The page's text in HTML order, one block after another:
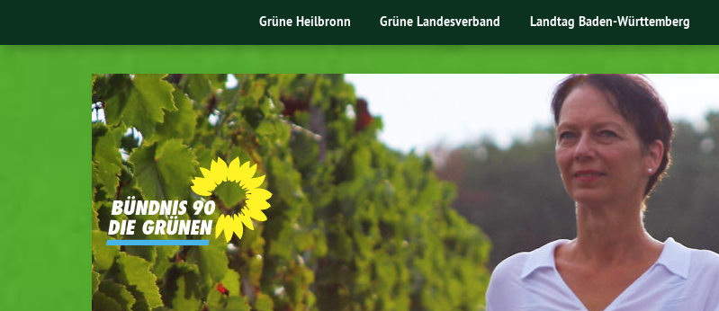
Grüne Heilbronn Grüne Landesverband Landtag Baden-Württemberg